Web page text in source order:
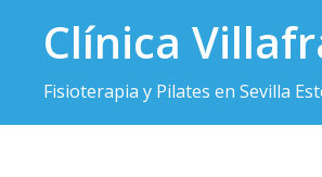
contenidoClínica
Fisioterapia y Pilates en Sevilla